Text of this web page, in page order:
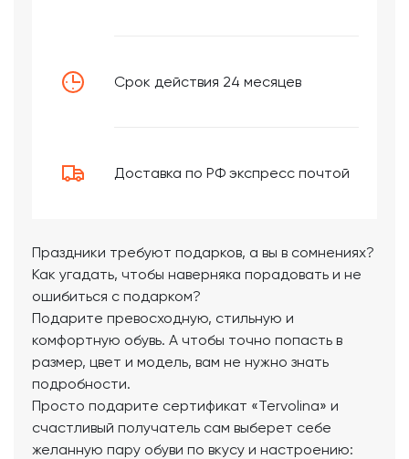
Срок действия 24 месяцев
Доставка по РФ экспресс почтой
Праздники требуют подарков, а вы в сомнениях?
Как угадать, чтобы наверняка порадовать и не
ошибиться с подарком?
Подарите превосходную, стильную и
комфортную обувь. А чтобы точно попасть в
размер, цвет и модель, вам не нужно знать
подробности.
Просто подарите сертификат «Tervolina» и
счастливый получатель сам выберет себе
желанную пару обуви по вкусу и настроению: